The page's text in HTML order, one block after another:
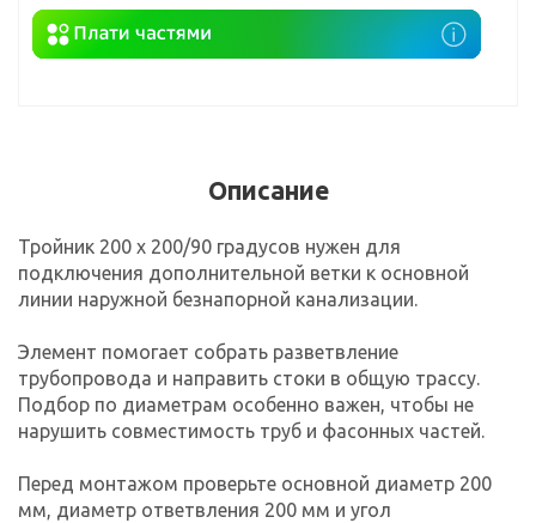
Описание
Тройник 200 х 200/90 градусов нужен для
подключения дополнительной ветки к основной
линии наружной безнапорной канализации.
Элемент помогает собрать разветвление
трубопровода и направить стоки в общую трассу.
Подбор по диаметрам особенно важен, чтобы не
нарушить совместимость труб и фасонных частей.
Перед монтажом проверьте основной диаметр 200
мм, диаметр ответвления 200 мм и угол